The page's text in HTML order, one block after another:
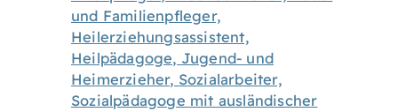
und Familienpfleger,
Heilerziehungsassistent,
Heilpädagoge, Jugend- und
Heimerzieher, Sozialarbeiter,
Sozialpädagoge mit ausländischer